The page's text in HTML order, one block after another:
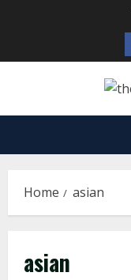
Home asian
asian